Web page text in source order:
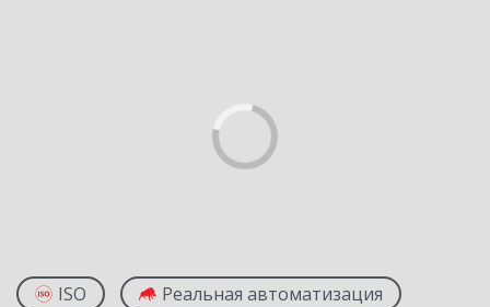
ISO Реальная автоматизация